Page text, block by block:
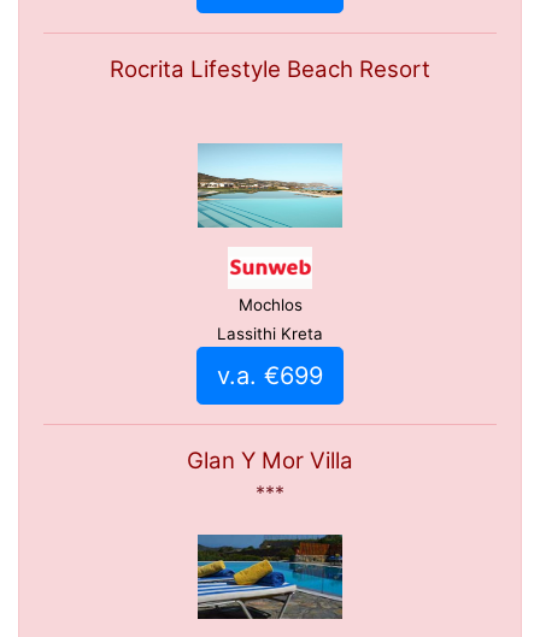
Rocrita Lifestyle Beach Resort
Mochlos
Lassithi Kreta
v.a. €699
Glan Y Mor Villa
***